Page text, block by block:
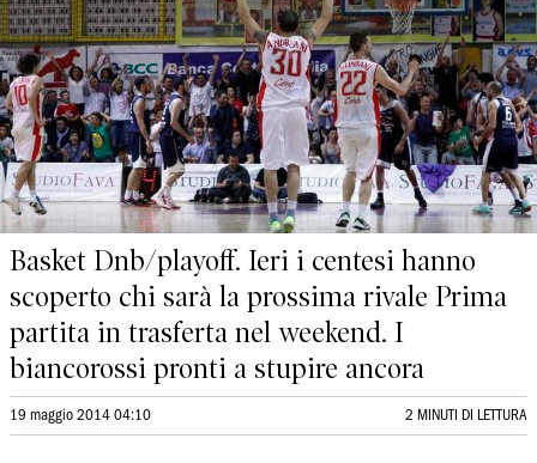
Basket Dnb/playoff. Ieri i centesi hanno
scoperto chi sarà la prossima rivale Prima
partita in trasferta nel weekend. I
biancorossi pronti a stupire ancora
19 maggio 2014 04:10 2 MINUTI DI LETTURA